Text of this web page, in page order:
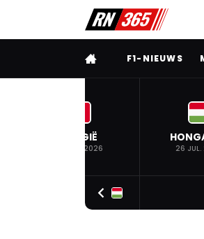
VOLLEDIG MENU
F1-NIEUWS
BELGIË
19 JUL. 2026 26